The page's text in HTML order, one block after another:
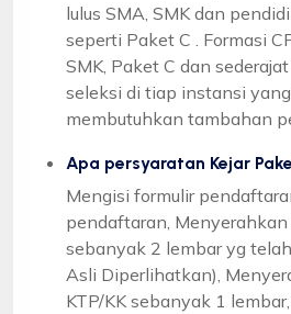
lulus SMA, SMK dan
seperti Paket C . Formasi
SMK, Paket C dan
seleksi di tiap instansi
membutuhkan tambahan
Apa persyaratan Kejar
Mengisi formulir
pendaftaran,
sebanyak 2 lembar yg
Asli Diperlihatkan),
KTP/KK sebanyak 1